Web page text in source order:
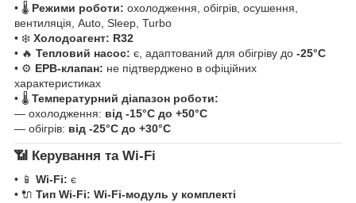
• 🌡️ Режими роботи: охолодження, обігрів, осушення,
вентиляція, Auto, Sleep, Turbo
• ❄️ Холодоагент: R32
• 🔥 Тепловий насос: є, адаптований для обігріву до -25°C
• ⚙️ ЕРВ-клапан: не підтверджено в офіційних
характеристиках
• 🌡️ Температурний діапазон роботи:
— охолодження: від -15°C до +50°C
— обігрів: від -25°C до +30°C
📶 Керування та Wi-Fi
• 📱 Wi-Fi: є
• 🔌 Тип Wi-Fi: Wi-Fi-модуль у комплекті